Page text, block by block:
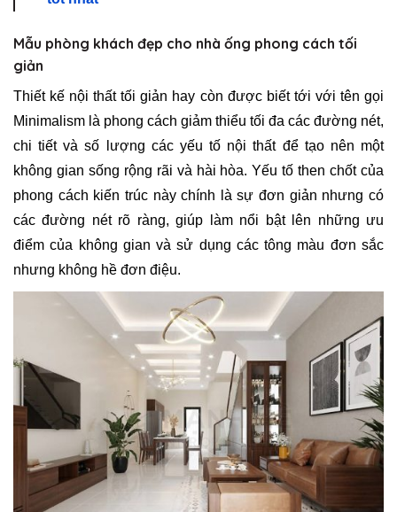
Mẫu phòng khách đẹp cho nhà ống phong cách tối
giản
Thiết kế nội thất tối giản hay còn được biết tới với tên gọi
Minimalism là phong cách giảm thiểu tối đa các đường nét,
chi tiết và số lượng các yếu tố nội thất để tạo nên một
không gian sống rộng rãi và hài hòa. Yếu tố then chốt của
phong cách kiến trúc này chính là sự đơn giản nhưng có
các đường nét rõ ràng, giúp làm nổi bật lên những ưu
điểm của không gian và sử dụng các tông màu đơn sắc
nhưng không hề đơn điệu.